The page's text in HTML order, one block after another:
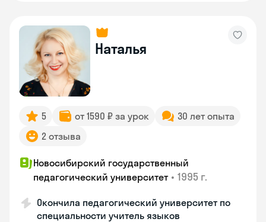
Наталья
5 от 1590 ₽ за урок
30 лет опыта
2 отзыва
Новосибирский государственный
педагогический университет • 1995 г.
Окончила педагогический университет по
специальности учитель языков